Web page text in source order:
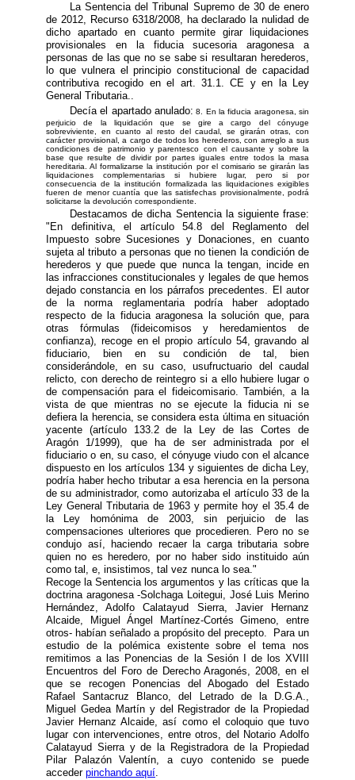
La Sentencia del Tribunal Supremo de 30 de enero
de 2012, Recurso 6318/2008, ha declarado la nulidad de
dicho apartado en cuanto permite girar liquidaciones
provisionales en la fiducia sucesoria aragonesa a
personas de las que no se sabe si resultaran herederos,
lo que vulnera el principio constitucional de capacidad
contributiva recogido en el art. 31.1. CE y en la Ley
General Tributaria..
Decía el apartado anulado: 8. En la fiducia aragonesa, sin
perjuicio de la liquidación que se gire a cargo del cónyuge
sobreviviente, en cuanto al resto del caudal, se girarán otras, con
carácter provisional, a cargo de todos los herederos, con arreglo a sus
condiciones de patrimonio y parentesco con el causante y sobre la
base que resulte de dividir por partes iguales entre todos la masa
hereditaria. Al formalizarse la institución por el comisario se girarán las
liquidaciones complementarias si hubiere lugar, pero si por
consecuencia de la institución formalizada las liquidaciones exigibles
fueren de menor cuantía que las satisfechas provisionalmente, podrá
solicitarse la devolución correspondiente.
Destacamos de dicha Sentencia la siguiente frase:
"En definitiva, el artículo 54.8 del Reglamento del
Impuesto sobre Sucesiones y Donaciones, en cuanto
sujeta al tributo a personas que no tienen la condición de
herederos y que puede que nunca la tengan, incide en
las infracciones constitucionales y legales de que hemos
dejado constancia en los párrafos precedentes. El autor
de la norma reglamentaria podría haber adoptado
respecto de la fiducia aragonesa la solución que, para
otras fórmulas (fideicomisos y heredamientos de
confianza), recoge en el propio artículo 54, gravando al
fiduciario, bien en su condición de tal, bien
considerándole, en su caso, usufructuario del caudal
relicto, con derecho de reintegro si a ello hubiere lugar o
de compensación para el fideicomisario. También, a la
vista de que mientras no se ejecute la fiducia ni se
defiera la herencia, se considera esta última en situación
yacente (artículo 133.2 de la Ley de las Cortes de
Aragón 1/1999), que ha de ser administrada por el
fiduciario o en, su caso, el cónyuge viudo con el alcance
dispuesto en los artículos 134 y siguientes de dicha Ley,
podría haber hecho tributar a esa herencia en la persona
de su administrador, como autorizaba el artículo 33 de la
Ley General Tributaria de 1963 y permite hoy el 35.4 de
la Ley homónima de 2003, sin perjuicio de las
compensaciones ulteriores que procedieren. Pero no se
condujo así, haciendo recaer la carga tributaria sobre
quien no es heredero, por no haber sido instituido aún
como tal, e, insistimos, tal vez nunca lo sea."
Recoge la Sentencia los argumentos y las críticas que la
doctrina aragonesa -Solchaga Loitegui, José Luis Merino
Hernández, Adolfo Calatayud Sierra, Javier Hernanz
Alcaide, Miguel Ángel Martínez-Cortés Gimeno, entre
otros- habían señalado a propósito del precepto. Para un
estudio de la polémica existente sobre el tema nos
remitimos a las Ponencias de la Sesión I de los XVIII
Encuentros del Foro de Derecho Aragonés, 2008, en el
que se recogen Ponencias del Abogado del Estado
Rafael Santacruz Blanco, del Letrado de la D.G.A.,
Miguel Gedea Martín y del Registrador de la Propiedad
Javier Hernanz Alcaide, así como el coloquio que tuvo
lugar con intervenciones, entre otros, del Notario Adolfo
Calatayud Sierra y de la Registradora de la Propiedad
Pilar Palazón Valentín, a cuyo contenido se puede
acceder pinchando aquí.